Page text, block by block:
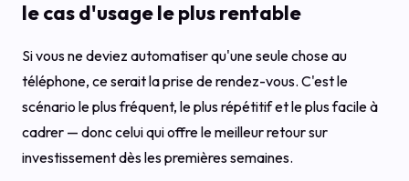
le cas d'usage le plus rentable
Si vous ne deviez automatiser qu'une seule chose au
téléphone, ce serait la prise de rendez-vous. C'est le
scénario le plus fréquent, le plus répétitif et le plus facile à
cadrer — donc celui qui offre le meilleur retour sur
investissement dès les premières semaines.